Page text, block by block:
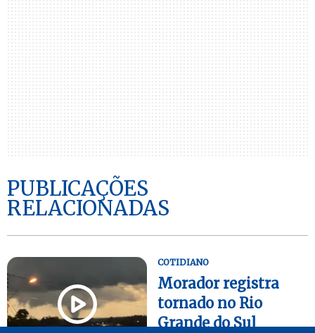
PUBLICAÇÕES
RELACIONADAS
COTIDIANO
Morador registra
tornado no Rio
Grande do Sul